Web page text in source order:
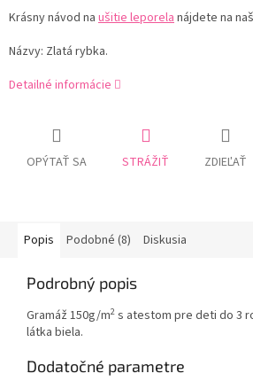
Krásny návod na ušitie leporelanájdete na
Názvy: Zlatá rybka.
Detailné informácie
OPÝTAŤ SA STRÁŽIŤ ZDIEĽAŤ
Popis Podobné (8) Diskusia
Podrobný popis
Gramáž 150g/m2 s atestom pre deti do 3
látka biela.
Dodatočné parametre